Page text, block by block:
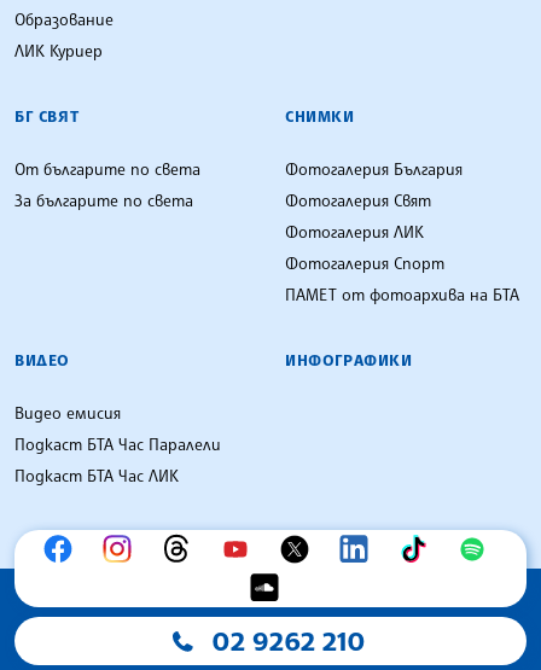
Образование
ЛИК Куриер
БГ СВЯТ
От българите по света
За българите по света
СНИМКИ
Фотогалерия България
Фотогалерия Свят
Фотогалерия ЛИК
Фотогалерия Спорт
ПАМЕТ от фотоархива на БТА
ВИДЕО
Видео емисия
Подкаст БТА Час Паралели
Подкаст БТА Час ЛИК
ИНФОГРАФИКИ
02 9262 210